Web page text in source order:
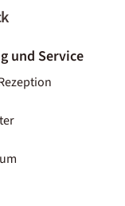
und Service